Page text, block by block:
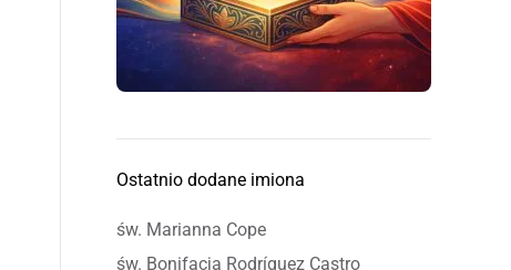
Ostatnio dodane imiona
św. Marianna Cope
św. Bonifacja Rodríguez Castro